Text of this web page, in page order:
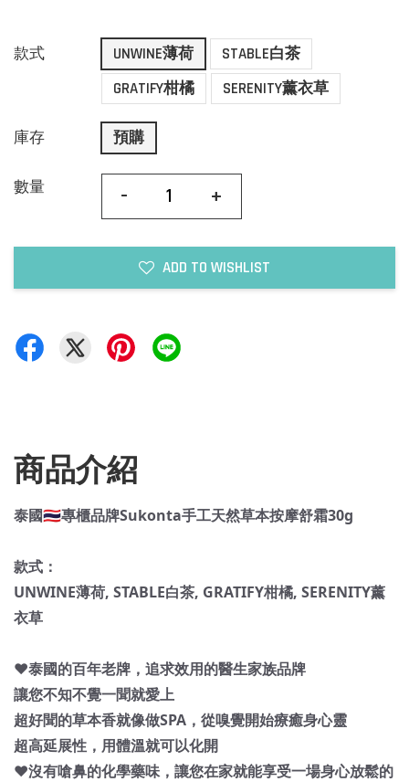
款式 UNWINE薄荷
STABLE白茶
GRATIFY柑橘
SERENITY薰衣草
庫存 預購
數量 - +
ADD TO WISHLIST
商品介紹
泰國🇹🇭專櫃品牌Sukonta手工天然草本按摩舒霜30g
款式：
UNWINE薄荷, STABLE白茶, GRATIFY柑橘, SERENITY薰
衣草
❤️泰國的百年老牌，追求效用的醫生家族品牌
讓您不知不覺一聞就愛上
超好聞的草本香就像做SPA，從嗅覺開始療癒身心靈
超高延展性，用體溫就可以化開
❤️沒有嗆鼻的化學藥味，讓您在家就能享受一場身心放鬆的